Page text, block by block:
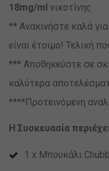
18mg/ml νικοτίνης
** Ανακινήστε καλά
είναι έτοιμο! Τελική
*** Αποθηκεύστε σε
καλύτερα
****Προτεινόμενη
Η Συσκευασία
1 x Μπουκάλι